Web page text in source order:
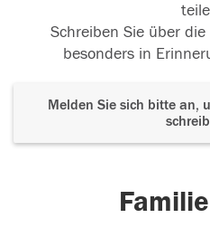
Schreiben Sie über
besonders in
Melden Sie sich bitte an,